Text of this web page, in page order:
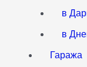
в
в
Гаража